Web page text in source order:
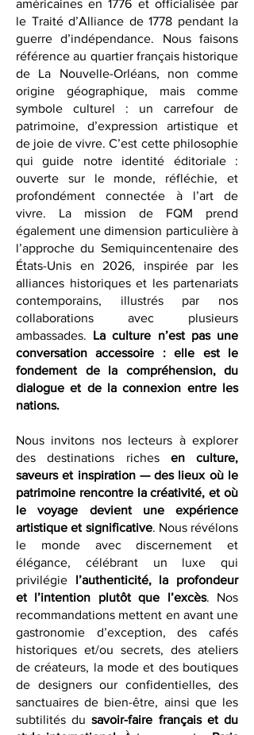
soutien de la France aux colonies
américaines en 1776 et officialisée par
le Traité d’Alliance de 1778 pendant la
guerre d’indépendance. Nous faisons
référence au quartier français historique
de La Nouvelle-Orléans, non comme
origine géographique, mais comme
symbole culturel : un carrefour de
patrimoine, d’expression artistique et
de joie de vivre. C’est cette philosophie
qui guide notre identité éditoriale :
ouverte sur le monde, réfléchie, et
profondément connectée à l’art de
vivre. La mission de FQM prend
également une dimension particulière à
l’approche du Semiquincentenaire des
États-Unis en 2026, inspirée par les
alliances historiques et les partenariats
contemporains, illustrés par nos
collaborations avec plusieurs
ambassades. La culture n’est pas une
conversation accessoire : elle est le
fondement de la compréhension, du
dialogue et de la connexion entre les
Nous invitons nos lecteurs à explorer
des destinations richesen culture,
saveurs et inspiration — des lieux où le
patrimoine rencontre la créativité, et où
le voyage devient une expérience
artistique et significative. Nous révélons
le monde avec discernement et
élégance, célébrant un luxe qui
privilégiel’authenticité, la profondeur
et l’intention plutôt que l’excès. Nos
recommandations mettent en avant une
gastronomie d’exception, des cafés
historiques et/ou secrets, des ateliers
de créateurs, la mode et des boutiques
de designers our confidentielles, des
sanctuaires de bien-être, ainsi que les